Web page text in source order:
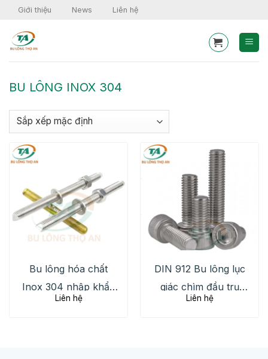
Skip
content
Giới thiệu News Liên hệ
BU LÔNG INOX 304
Bu lông hóa chất
Inox 304 nhập khẩu
chất lượng cao, giá
Liên hệ
DIN 912 Bu lông lục
giác chìm đầu trụ
Inox 201, 304, 316
Liên hệ